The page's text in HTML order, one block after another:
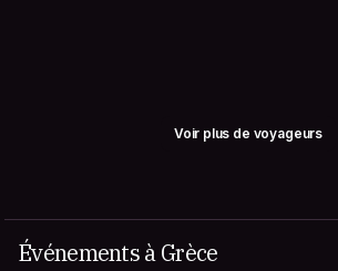
Voir plus de voyageurs
Événements à Grèce